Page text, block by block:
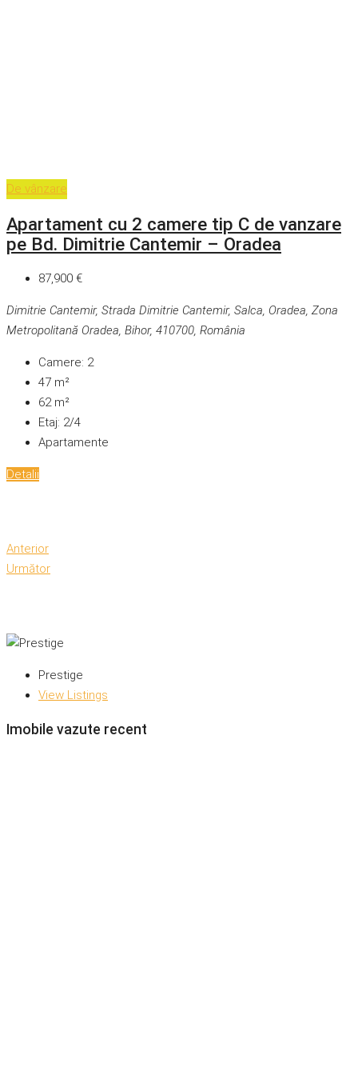
De vânzare
Apartament cu 2 camere tip C de vanzare
pe Bd. Dimitrie Cantemir – Oradea
87,900 €
Dimitrie Cantemir, Strada Dimitrie Cantemir, Salca, Oradea, Zona
Metropolitană Oradea, Bihor, 410700, România
Camere: 2
47 m²
62m²
Etaj: 2/4
Apartamente
Detalii
Anterior
Următor
Prestige
View Listings
Imobile vazute recent